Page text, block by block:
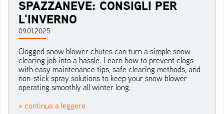
SPAZZANEVE: CONSIGLI PER
L'INVERNO
09.01.2025
Clogged snow blower chutes can turn a simple snow-
clearing job into a hassle. Learn how to prevent clogs
with easy maintenance tips, safe clearing methods, and
non-stick spray solutions to keep your snow blower
operating smoothly all winter long.
» continua a leggere